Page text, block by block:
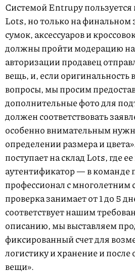
Системой Entrupy
Lots, но только на финальном
сумок, аксессуаров и
должны пройти модерацию на
авторизации продавец
вещь, и, если оригинальность
вопросы, мы просим
дополнительные фото для
должен соответствовать
особенно внимательным
определении размера и
поступает на склад Lots, где
аутентификатор — в команде
профессионал с
проверка занимает от 1 до 5
соответствует нашим
описанию, мы выставляем
фиксированный счет для
логистику и хранение и
вещи».